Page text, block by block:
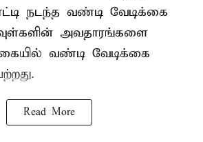
நடந்த வண்டி வேடிக்கை
அவதாரங்களை
வண்டி வேடிக்கை
Read More